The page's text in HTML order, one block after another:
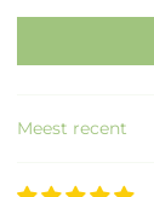
Sort by